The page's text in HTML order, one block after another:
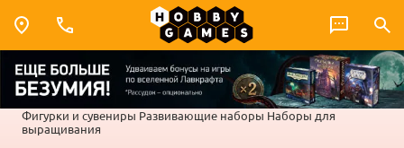
Фигурки и сувениры Развивающие наборы Наборы для
выращивания